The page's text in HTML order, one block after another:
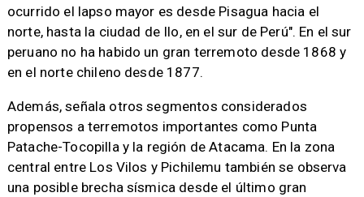
ocurrido el lapso mayor es desde Pisagua hacia el
norte, hasta la ciudad de Ilo, en el sur de Perú". En el sur
peruano no ha habido un gran terremoto desde 1868 y
en el norte chileno desde 1877.
Además, señala otros segmentos considerados
propensos a terremotos importantes como Punta
Patache-Tocopilla y la región de Atacama. En la zona
central entre Los Vilos y Pichilemu también se observa
una posible brecha sísmica desde el último gran